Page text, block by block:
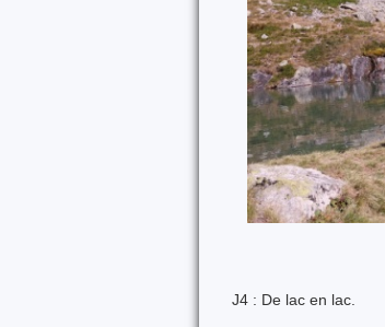
J4 : De lac en lac.